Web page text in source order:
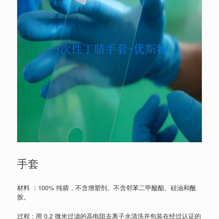
手套
材料 ：100% 纯腈，不含增塑剂。不含邻苯二甲酸酯、硅油和酰
胺。
过程 : 用 0.2 微米过滤的高电阻去离子水清洗并包装在经过认证的